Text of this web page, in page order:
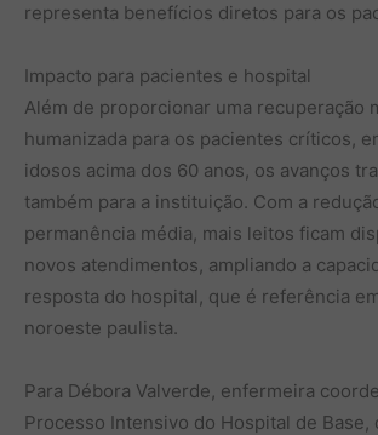
representa benefícios diretos para os
Impacto para pacientes e hospital
Além de proporcionar uma recuperação
humanizada para os pacientes críticos,
idosos acima dos 60 anos, os avanços
também para a instituição. Com a
permanência média, mais leitos ficam
novos atendimentos, ampliando a
resposta do hospital, que é referência
noroeste paulista.
Para Débora Valverde, enfermeira
Processo Intensivo do Hospital de Base,